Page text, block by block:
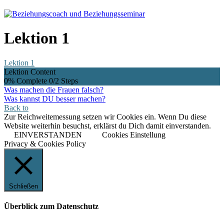
Lektion 1
Lektion 1
Lektion Content
0% Complete 0/2 Steps
Was machen die Frauen falsch?
Was kannst DU besser machen?
Back to
Zur Reichweitemessung setzen wir Cookies ein. Wenn Du diese
Website weiterhin besuchst, erklärst du Dich damit einverstanden.
EINVERSTANDEN
Cookies Einstellung
Privacy & Cookies Policy
Schließen
Überblick zum Datenschutz